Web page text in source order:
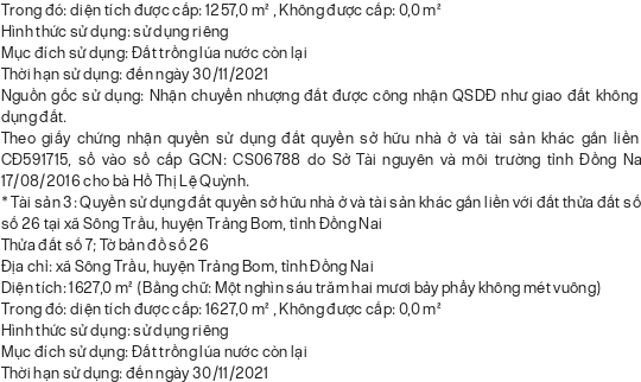
Trong đó: diện tích được cấp: 1257,0 m² , Không được cấp: 0,0 m²
Hình thức sử dụng: sử dụng riêng
Mục đích sử dụng: Đất trồng lúa nước còn lại
Thời hạn sử dụng: đến ngày 30/11/2021
Nguồn gốc sử dụng: Nhận chuyển nhượng đất được công nhận QSDĐ như giao đất
dụng đất.
Theo giấy chứng nhận quyền sử dụng đất quyền sở hữu nhà ở và tài sản khác gắn
CĐ591715, sổ vào sổ cấp GCN: CS06788 do Sở Tài nguyên và môi trường tỉnh Đồng
17/08/2016 cho bà Hồ Thị Lệ Quỳnh.
* Tài sản 3: Quyền sử dụng đất quyền sở hữu nhà ở và tài sản khác gắn liền với đất thửa đất
số 26 tại xã Sông Trầu, huyện Trảng Bom, tỉnh Đồng Nai
Thửa đất số 7; Tờ bản đồ số 26
Địa chỉ: xã Sông Trầu, huyện Trảng Bom, tỉnh Đồng Nai
Diện tích: 1627,0 m² (Bằng chữ: Một nghìn sáu trăm hai mươi bảy phẩy không mét vuông)
Trong đó: diện tích được cấp: 1627,0 m² , Không được cấp: 0,0 m²
Hình thức sử dụng: sử dụng riêng
Mục đích sử dụng: Đất trồng lúa nước còn lại
Thời hạn sử dụng: đến ngày 30/11/2021